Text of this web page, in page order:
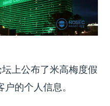
上公布了米高梅度假
的个人信息。